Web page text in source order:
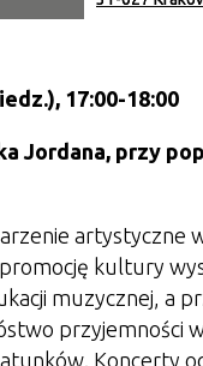
17:00-18:00
Jordana, przy
artystyczne
kultury
muzycznej, a
przyjemności
Koncerty